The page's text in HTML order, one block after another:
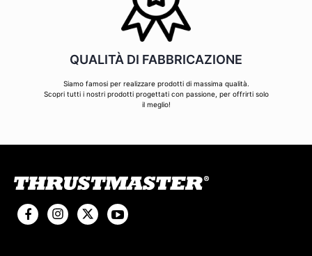
QUALITÀ DI FABBRICAZIONE
Siamo famosi per realizzare prodotti di massima qualità.
Scopri tutti i nostri prodotti progettati con passione, per offrirti solo
il meglio!